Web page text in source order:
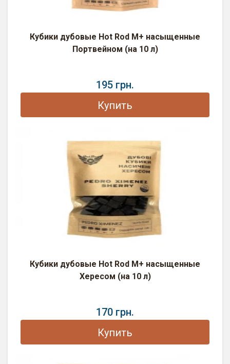
Кубики дубовые Hot Rod M+ насыщенные
Портвейном (на 10 л)
195 грн.
Купить
Кубики дубовые Hot Rod M+ насыщенные
Хересом (на 10 л)
170 грн.
Купить